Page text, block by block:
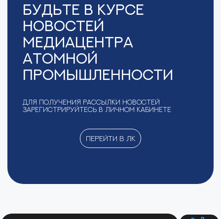
Будьте в курсе
новостей
Медиацентра
Атомной
Промышленности
Для получения рассылки новостей
зарегистрируйтесь в Личном кабинете
Перейти в ЛК